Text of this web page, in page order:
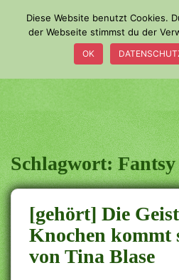
a
i
n
c
o
n
t
e
n
t
Schlagwort:Fantsy
[gehört] Die
Knochen kommt
von Tina Blase
Diese Website benutzt Cookies.
der Webseite stimmst du der
OK